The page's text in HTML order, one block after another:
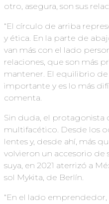
otro, asegura, son sus
“El círculo de arriba
y ética. En la parte de
van más con el lado
relaciones, que son más
mantener. El equilibrio
importante y es lo más
comenta.
Sin duda, el protagonista
multifacético. Desde los
lentes y, desde ahí, más
volvieron un accesorio de
suya, en 2021 aterrizó a
sol Mykita, de Berlín.
“En el lado